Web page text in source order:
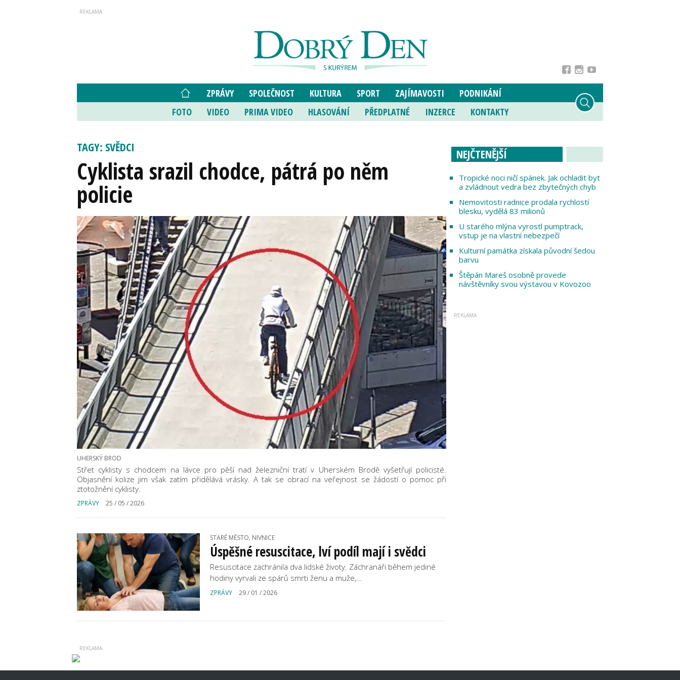
ZPRÁVY SPOLEČNOST KULTURA SPORT ZAJÍMAVOSTI
PODNIKÁNÍ
FOTO
VIDEO PRIMA VIDEO HLASOVÁNÍ PŘEDPLATNÉ INZERCE KONTAKTY
TAGY: SVĚDCI
Cyklista srazil chodce, pátrá po něm
policie
UHERSKÝ BROD
Střet cyklisty s chodcem na lávce pro pěší nad železniční tratí v Uherském Brodě vyšetřují policisté.
Objasnění kolize jim však zatím přidělává vrásky. A tak se obrací na veřejnost se žádostí o pomoc při
ztotožnění cyklisty.
ZPRÁVY 25 / 05 / 2026
STARÉ MĚSTO, NIVNICE
Úspěšné resuscitace, lví podíl mají i svědci
Resuscitace zachránila dva lidské životy. Záchranáři během jediné
hodiny vyrvali ze spárů smrti ženu a muže,…
ZPRÁVY 29 / 01 / 2026
NEJČTENĚJŠÍ
Tropické noci ničí spánek. Jak ochladit byt
a zvládnout vedra bez zbytečných chyb
Nemovitosti radnice prodala rychlostí
blesku, vydělá 83 milionů
U starého mlýna vyrostl pumptrack,
vstup je na vlastní nebezpečí
Kulturní památka získala původní šedou
barvu
Štěpán Mareš osobně provede
návštěvníky svou výstavou v Kovozoo